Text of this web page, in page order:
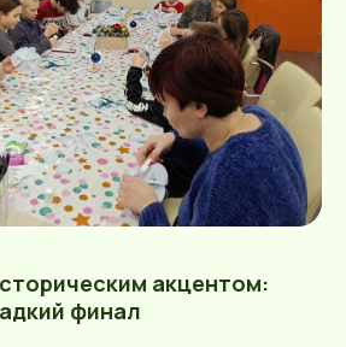
акцентом:
финал